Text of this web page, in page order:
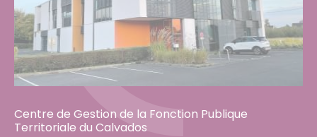
Centre de Gestion de la Fonction Publique
Territoriale du Calvados